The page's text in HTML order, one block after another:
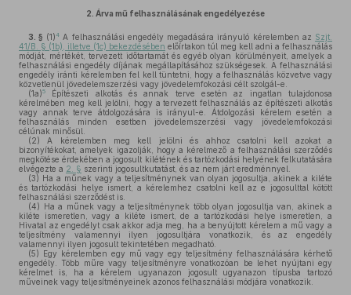
2. Árva mű felhasználásának engedélyezése
3. § (1)4 A felhasználási engedély megadására irányuló kérelemben az Szjt.
41/B. § (1b), illetve (1c) bekezdésében előírtakon túl meg kell adni a felhasználás
módját, mértékét, tervezett időtartamát és egyéb olyan körülményeit, amelyek a
felhasználási engedély díjának megállapításához szükségesek. A felhasználási
engedély iránti kérelemben fel kell tüntetni, hogy a felhasználás közvetve vagy
közvetlenül jövedelemszerzési vagy jövedelemfokozási célt szolgál-e.
(1a)5
Építészeti alkotás és annak terve esetén az ingatlan tulajdonosa
kérelmében meg kell jelölni, hogy a tervezett felhasználás az építészeti alkotás
vagy annak terve átdolgozására is irányul-e. Átdolgozási kérelem esetén a
felhasználás minden esetben jövedelemszerzési vagy jövedelemfokozási
célúnak minősül.
(2) A kérelemben meg kell jelölni és ahhoz csatolni kell azokat a
bizonyítékokat, amelyek igazolják, hogy a kérelmező a felhasználási szerződés
megkötése érdekében a jogosult kilétének és tartózkodási helyének felkutatására
elvégezte a 2. § szerinti jogosultkutatást, és az nem járt eredménnyel.
(3) Ha a műnek vagy a teljesítménynek van olyan jogosultja, akinek a kiléte
és tartózkodási helye ismert, a kérelemhez csatolni kell az e jogosulttal kötött
felhasználási szerződést is.
(4) Ha a műnek vagy a teljesítménynek több olyan jogosultja van, akinek a
kiléte ismeretlen, vagy a kiléte ismert, de a tartózkodási helye ismeretlen, a
Hivatal az engedélyt csak akkor adja meg, ha a benyújtott kérelem a mű vagy a
teljesítmény valamennyi ilyen jogosultjára vonatkozik, és az engedély
valamennyi ilyen jogosult tekintetében megadható.
(5) Egy kérelemben egy mű vagy egy teljesítmény felhasználására kérhető
engedély. Több műre vagy teljesítményre vonatkozóan be lehet nyújtani egy
kérelmet is, ha a kérelem ugyanazon jogosult ugyanazon típusba tartozó
műveinek vagy teljesítményeinek azonos felhasználási módjára vonatkozik.